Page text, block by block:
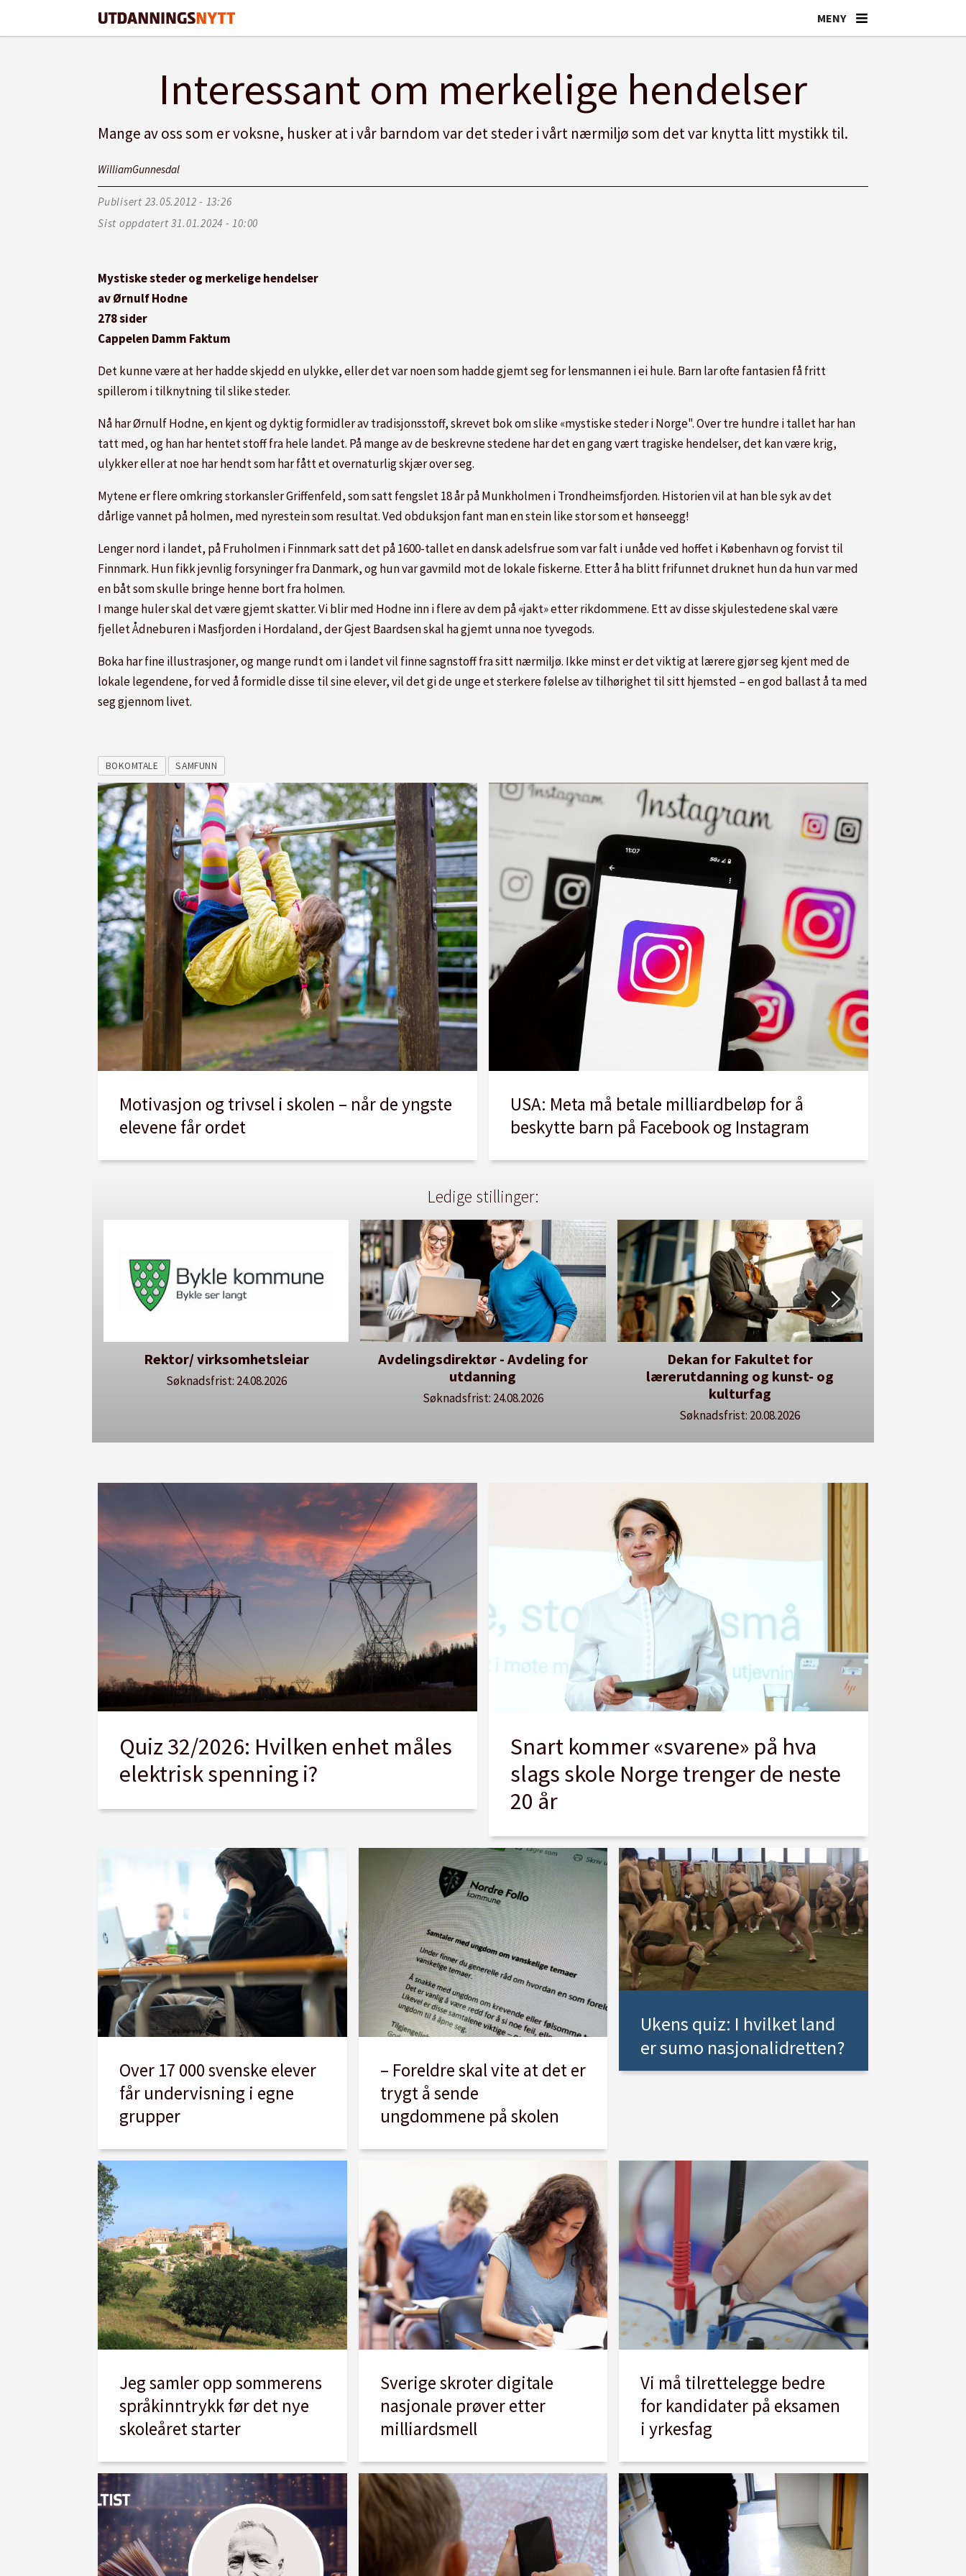
Interessant om merkelige hendelser
Mange av oss som er voksne, husker at i vår barndom var det steder i vårt nærmiljø som det var knytta litt mystikk til.
WilliamGunnesdal
Publisert
23.05.2012 - 13:26
Sist oppdatert
31.01.2024 - 10:00
Mystiske steder og merkelige hendelser
av Ørnulf Hodne
278 sider
Cappelen Damm Faktum
Det kunne være at her hadde skjedd en ulykke, eller det var noen som hadde gjemt seg for lensmannen i ei hule. Barn lar ofte fantasien få fritt
spillerom i tilknytning til slike steder.
Nå har Ørnulf Hodne, en kjent og dyktig formidler av tradisjonsstoff, skrevet bok om slike«mystiske steder i Norge". Over tre hundre i tallet har han
tatt med, og han har hentet stoff fra hele landet. På mange av de beskrevne stedene har det en gang vært tragiske hendelser, det kan være krig,
ulykker eller at noe har hendt som har fått et overnaturlig skjær over seg.
Mytene er flere omkring storkansler Griffenfeld, som satt fengslet 18 år på Munkholmen i Trondheimsfjorden. Historien vil at han ble syk av det
dårlige vannet på holmen, med nyrestein som resultat. Ved obduksjon fant man en stein like stor som et hønseegg!
Lenger nord i landet, på Fruholmen i Finnmark satt det på 1600-tallet en dansk adelsfrue som var falt i unåde ved hoffet i København og forvist til
Finnmark. Hun fikk jevnlig forsyninger fra Danmark, og hun var gavmild mot de lokale fiskerne. Etter å ha blitt frifunnet druknet hun da hun var med
en båt som skulle bringe henne bort fra holmen.
I mange huler skal det være gjemt skatter. Vi blir med Hodne inn i flere av dem på «jakt» etter rikdommene. Ett av disse skjulestedene skal være
fjellet Ådneburen i Masfjorden i Hordaland, der Gjest Baardsen skal ha gjemt unna noe tyvegods.
Boka har fine illustrasjoner, og mange rundt om i landet vil finne sagnstoff fra sitt nærmiljø. Ikke minst er det viktig at lærere gjør seg kjent med de
lokale legendene, for ved å formidle disse til sine elever, vil det gi de unge et sterkere følelse av tilhørighet til sitt hjemsted – en god ballast å ta med
seg gjennom livet.
BOKOMTALE SAMFUNN
Motivasjon og trivsel i skolen – når de yngste
elevene får ordet
USA: Meta må betale milliardbeløp for å
beskytte barn på Facebook og Instagram
Ledige stillinger:
Avdelingsdirektør - Avdeling for
utdanning
Dekan for Fakultet for
lærerutdanning og kunst- og
kulturfag
Her kan du utlyse en ledig stilling
Se våre stillingspakker
Quiz 32/2026: Hvilken enhet måles
elektrisk spenning i?
Snart kommer «svarene» på hva
slags skole Norge trenger de neste
20 år
Over 17 000 svenske elever
får undervisning i egne
grupper
– Foreldre skal vite at det er
trygt å sende
ungdommene på skolen
Ukens quiz: I hvilket land
er sumo nasjonalidretten?
Jeg samler opp sommerens
språkinntrykk før det nye
skoleåret starter
Sverige skroter digitale
nasjonale prøver etter
milliardsmell
Vi må tilrettelegge bedre
for kandidater på eksamen
i yrkesfag